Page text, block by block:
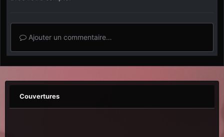
Ajouter un commentaire…
Couvertures